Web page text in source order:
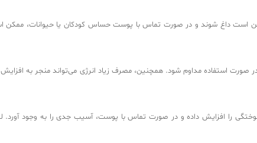
است داغ شوند و در صورت تماس با پوست حساس کودکان یا حیوانات، ممکن
صورت استفاده مداوم شود. همچنین، مصرف زیاد انرژی می‌تواند منجر به
را افزایش داده و در صورت تماس با پوست، آسیب جدی را به وجود آورد.